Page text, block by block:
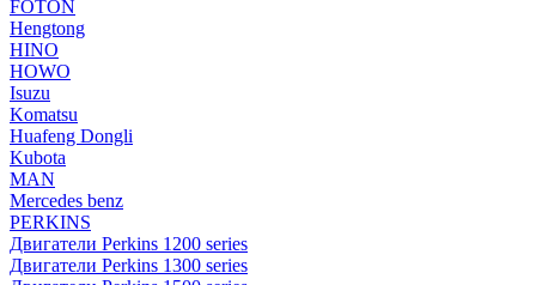
FOTON
Hengtong
HINO
HOWO
Isuzu
Komatsu
Huafeng Dongli
Kubota
MAN
Mercedes benz
PERKINS
Двигатели Perkins 1200 series
Двигатели Perkins 1300 series